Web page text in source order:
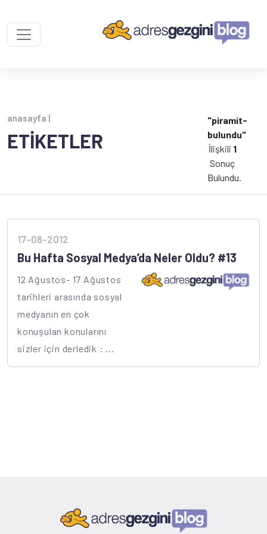
anasayfa |
ETİKETLER
"piramit-
bulundu"
İlişkili 1
Sonuç
Bulundu.
17-08-2012
Bu Hafta Sosyal Medya’da Neler Oldu? #13
12 Ağustos- 17 Ağustos
tarihleri arasında sosyal
medyanın en çok
konuşulan konularını
sizler için derledik : ...